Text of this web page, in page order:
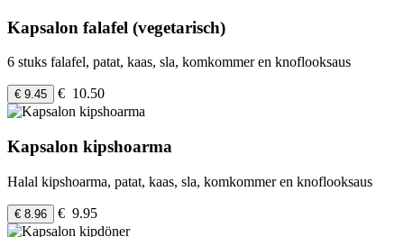
Kapsalon falafel (vegetarisch)
6 stuks falafel, patat, kaas, sla, komkommer en knoflooksaus
€ 9.45 € 10.50
Kapsalon kipshoarma
Halal kipshoarma, patat, kaas, sla, komkommer en knoflooksaus
€ 8.96 € 9.95